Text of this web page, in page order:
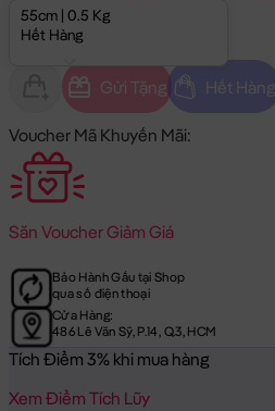
55cm | 0.5 Kg
Hết Hàng
Gửi Tặng Hết Hàng
Voucher Mã Khuyến Mãi:
Săn Voucher Giảm Giá
Bảo Hành Gấu tại Shop
qua số điện thoại
Cửa Hàng:
486 Lê Văn Sỹ, P.14, Q.3, HCM
Tích Điểm 3% khi mua hàng
Xem Điểm Tích Lũy